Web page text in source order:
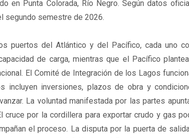
en Punta Colorada, Río Negro. Según datos
segundo semestre de 2026.
puertos del Atlántico y del Pacífico, cada uno
de carga, mientras que el Pacífico
El Comité de Integración de los Lagos
incluyen inversiones, plazos de obra y
La voluntad manifestada por las partes
cruce por la cordillera para exportar crudo y gas
el proceso. La disputa por la puerta de